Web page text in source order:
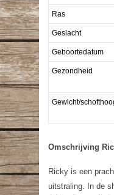
Ras
Geslacht
Geboortedatum
Gezondheid
Gewicht/
Omschrijving
Ricky is een
uitstraling. In de